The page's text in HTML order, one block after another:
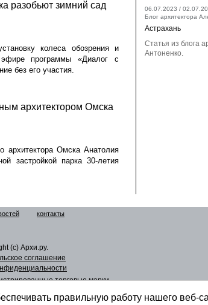
разобьют зимний сад
колеса обозрения и
программы «Диалог с
без его участия.
архитектором Омска
архитектора Омска Анатолия
застройкой парка 30-летия
06.07.2023 /
Блог архитектора
Астрахань
Статья из блога
Антоненко.
контакты
(c) Архи.ру.
соглашение
торговые марки
правильную работу нашего веб-